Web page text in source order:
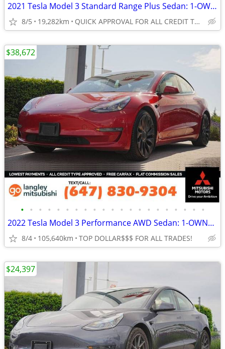
2021 Tesla Model 3 Standard Range Plus Sedan: 1-OWNER, LOW LOW KMS
8/5 19,282km QUICK APPROVAL FOR ALL CREDIT TYPES!
• • • • • • • • • • • • • • • • • • • • •
2022 Tesla Model 3 Performance AWD Sedan: 1-OWNER, NO ACCIDENTS
8/4 105,640km TOP DOLLAR$$$ FOR ALL TRADES!
$38,672
$24,397